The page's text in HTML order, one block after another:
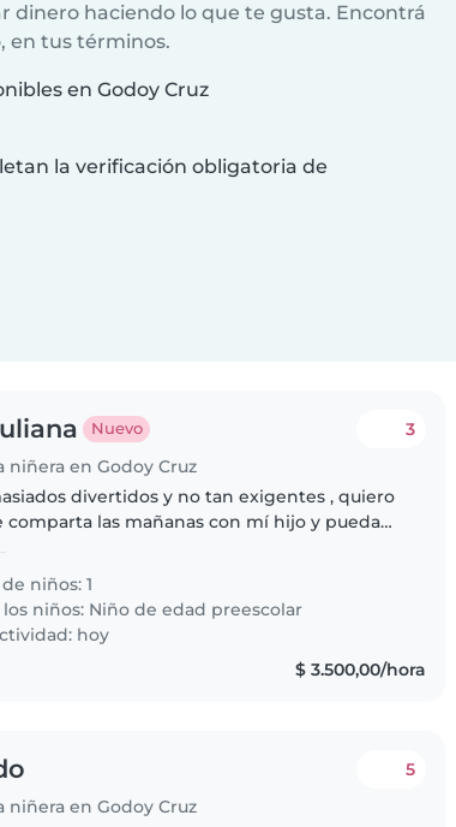
dinero haciendo lo que te gusta. Encontrá
en tus términos.
en Godoy Cruz
la verificación obligatoria de
Nuevo
niñera en Godoy Cruz
3
divertidos y no tan exigentes , quiero
comparta las mañanas con mí hijo y pueda
niños: 1
niños: Niño de edad preescolar
hoy
$ 3.500,00/hora
niñera en Godoy Cruz
5